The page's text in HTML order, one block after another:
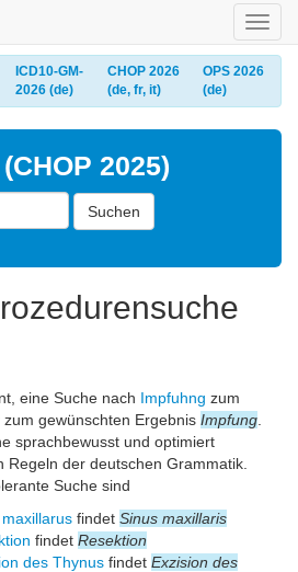
ICD10-GM-
2026 (de)
CHOP 2026
(de, fr, it)
OPS 2026
(de)
2025)
Suchen
eine Suche nach Impfuhng zum
gewünschten Ergebnis Impfung
sprachbewusst und optimiert
Regeln der deutschen Grammatik.
Suche sind
findet Sinus maxillaris
findet Resektion
des Thynus findet Exzision des